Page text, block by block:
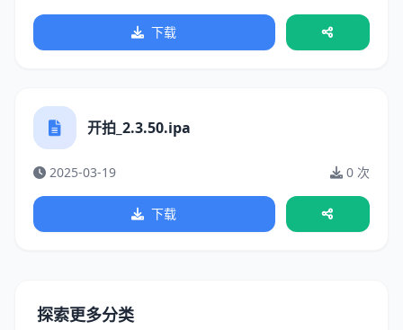
下载
开拍_2.3.50.ipa
2025-03-19 0 次
下载
探索更多分类